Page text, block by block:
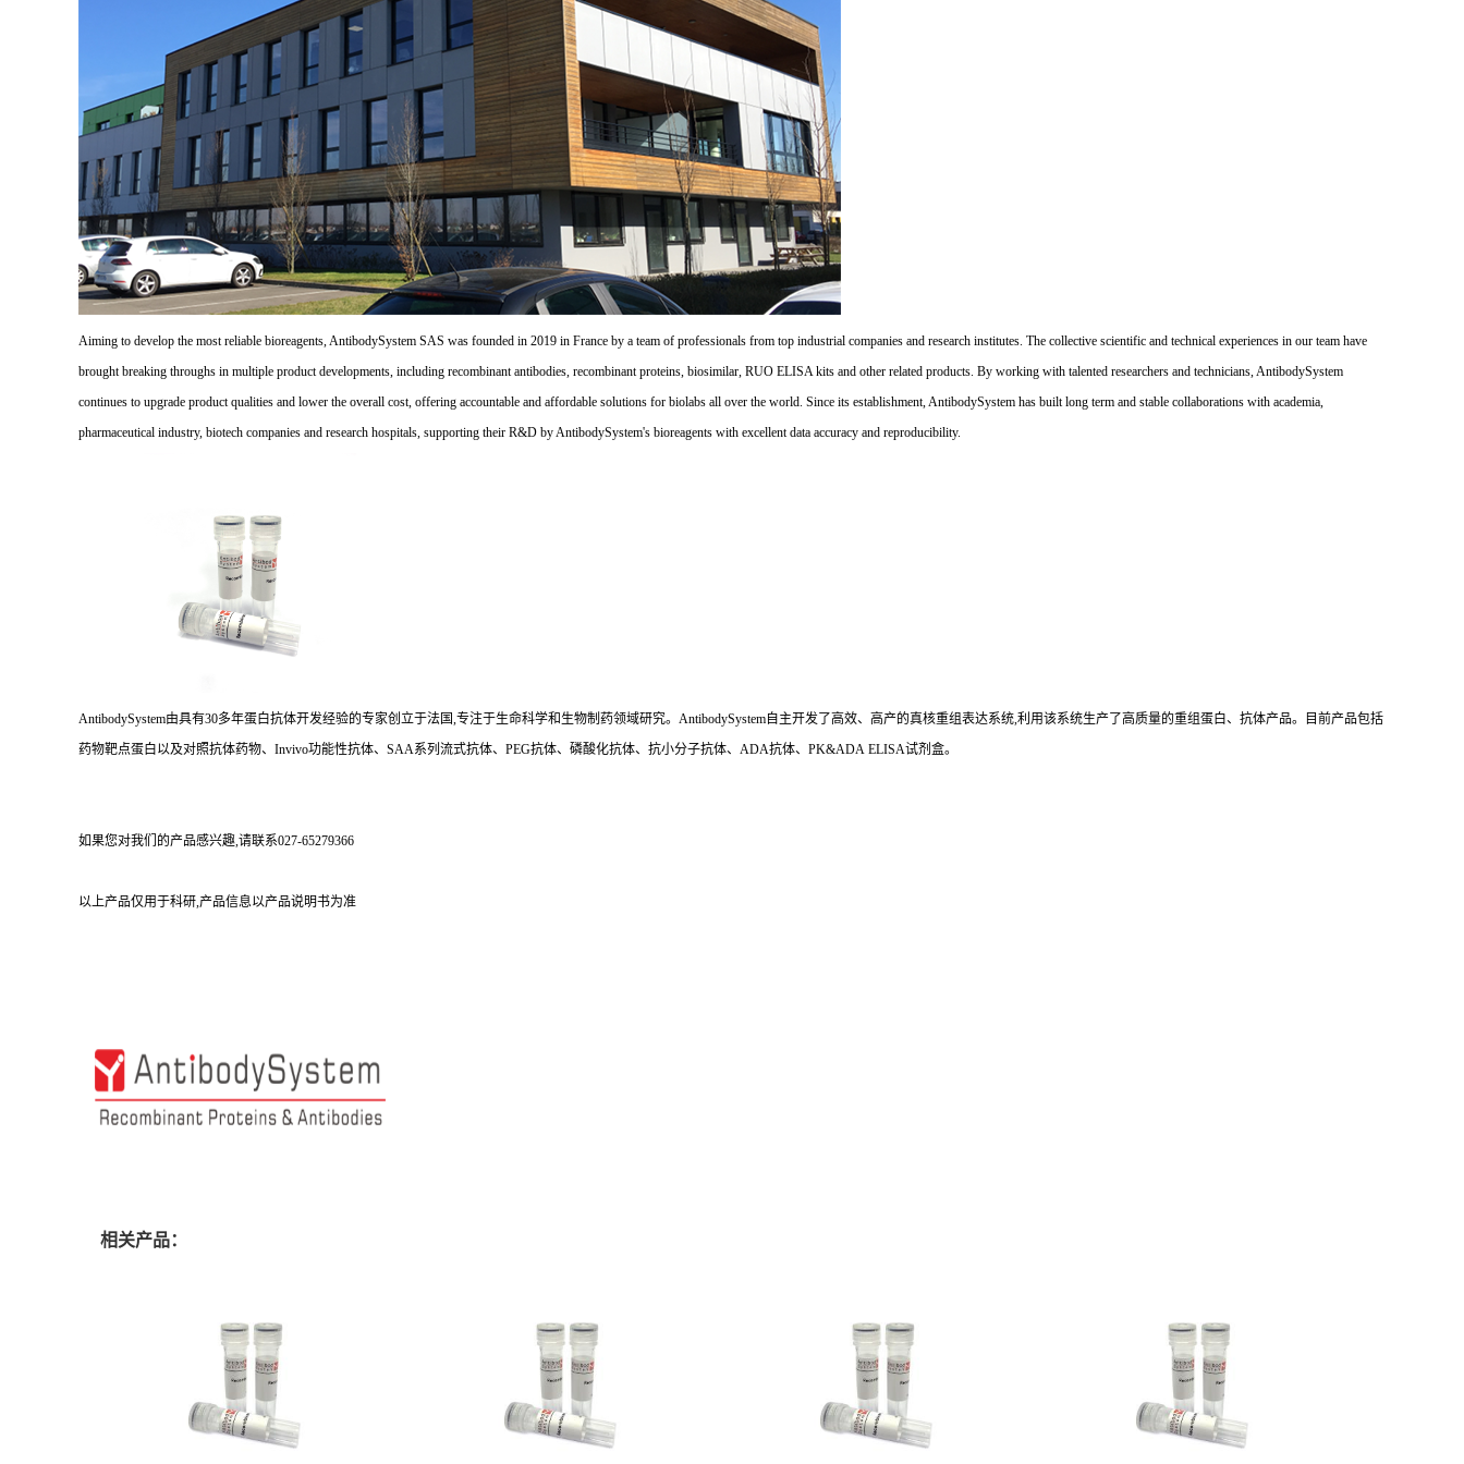
Aiming to develop the most reliable bioreagents, AntibodySystem SAS was founded in 2019 in France by a team of professionals from top industrial companies and research institutes. The collective scientific and technical experiences in our team have
brought breaking throughs in multiple product developments, including recombinant antibodies, recombinant proteins, biosimilar, RUO ELISA kits and other related products. By working with talented researchers and technicians, AntibodySystem
continues to upgrade product qualities and lower the overall cost, offering accountable and affordable solutions for biolabs all over the world. Since its establishment, AntibodySystem has built long term and stable collaborations with academia,
pharmaceutical industry, biotech companies and research hospitals, supporting their R&D by AntibodySystem's bioreagents with excellent data accuracy and reproducibility.
AntibodySystem由具有30多年蛋白抗体开发经验的专家创立于法国,专注于生命科学和生物制药领域研究。AntibodySystem自主开发了高效、高产的真核重组表达系统,利用该系统生产了高质量的重组蛋白、抗体产品。目前产品包括
药物靶点蛋白以及对照抗体药物、Invivo功能性抗体、SAA系列流式抗体、PEG抗体、磷酸化抗体、抗小分子抗体、ADA抗体、PK&ADA ELISA试剂盒。
如果您对我们的产品感兴趣,请联系027-65279366
以上产品仅用于科研,产品信息以产品说明书为准
相关产品：